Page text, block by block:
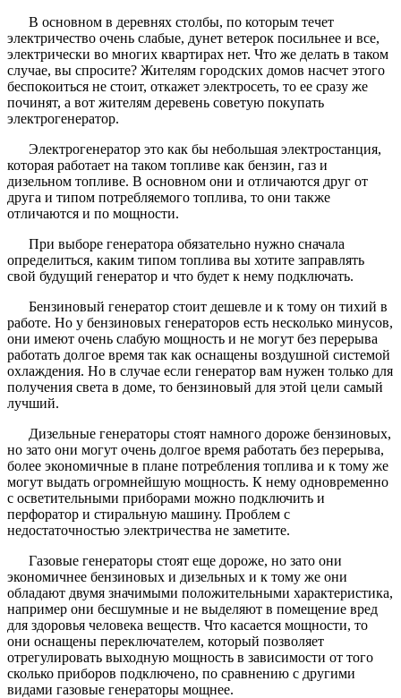
В основном в деревнях столбы, по которым течет
электричество очень слабые, дунет ветерок посильнее и все,
электрически во многих квартирах нет. Что же делать в таком
случае, вы спросите? Жителям городских домов насчет этого
беспокоиться не стоит, откажет электросеть, то ее сразу же
починят, а вот жителям деревень советую покупать
электрогенератор.
Электрогенератор это как бы небольшая электростанция,
которая работает на таком топливе как бензин, газ и
дизельном топливе. В основном они и отличаются друг от
друга и типом потребляемого топлива, то они также
отличаются и по мощности.
При выборе генератора обязательно нужно сначала
определиться, каким типом топлива вы хотите заправлять
свой будущий генератор и что будет к нему подключать.
Бензиновый генератор стоит дешевле и к тому он тихий в
работе. Но у бензиновых генераторов есть несколько минусов,
они имеют очень слабую мощность и не могут без перерыва
работать долгое время так как оснащены воздушной системой
охлаждения. Но в случае если генератор вам нужен только для
получения света в доме, то бензиновый для этой цели самый
лучший.
Дизельные генераторы стоят намного дороже бензиновых,
но зато они могут очень долгое время работать без перерыва,
более экономичные в плане потребления топлива и к тому же
могут выдать огромнейшую мощность. К нему одновременно
с осветительными приборами можно подключить и
перфоратор и стиральную машину. Проблем с
недостаточностью электричества не заметите.
Газовые генераторы стоят еще дороже, но зато они
экономичнее бензиновых и дизельных и к тому же они
обладают двумя значимыми положительными характеристика,
например они бесшумные и не выделяют в помещение вред
для здоровья человека веществ. Что касается мощности, то
они оснащены переключателем, который позволяет
отрегулировать выходную мощность в зависимости от того
сколько приборов подключено, по сравнению с другими
видами газовые генераторы мощнее.